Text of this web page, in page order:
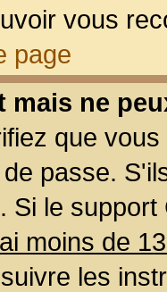
vous
page
mais ne
que
passe.
Si le
moins de
les